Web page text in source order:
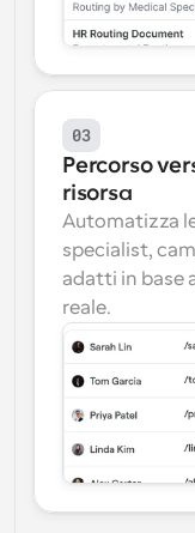
03
Percorso
risorsa
Automatizza
specialist,
adatti in base
reale.